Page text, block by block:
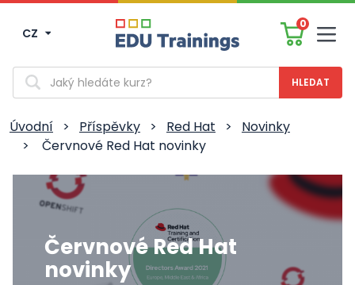
CZ
0
Vyhledávání
Úvodní > Příspěvky > Red Hat >
Novinky
>
Červnové Red Hat novinky
Červnové Red Hat
novinky